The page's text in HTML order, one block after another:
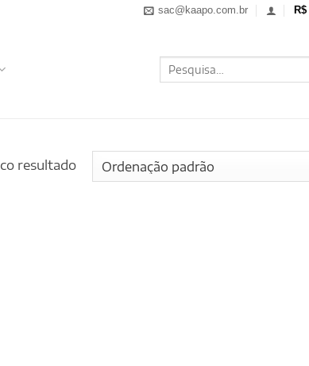
sac@kaapo.com.br R$
Pesquisar
por:
resultado